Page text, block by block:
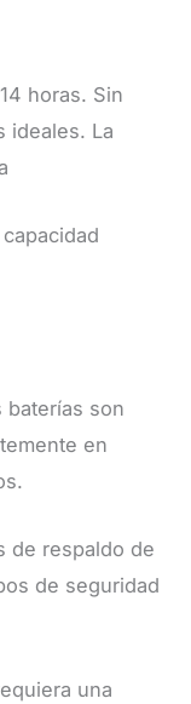
horas. Sin
ideales. La
baterías son
en
de respaldo de
de seguridad
una